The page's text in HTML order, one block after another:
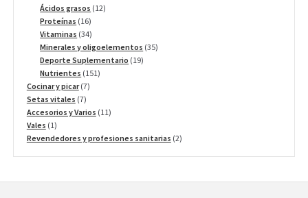
productos
Ácidos grasos 1212
Proteínas 1616
productos
Vitaminas 3434
productos
Minerales y oligoelementos 3535
Deporte Suplementario 1919
Nutrientes 151151
Cocinar y picar 77
Setas vitales 77
productos
Accesorios y Varios 1111
Vales 11
producto
Revendedores y profesiones sanitarias 22